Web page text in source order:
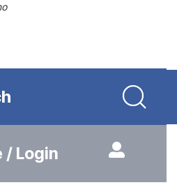
Login